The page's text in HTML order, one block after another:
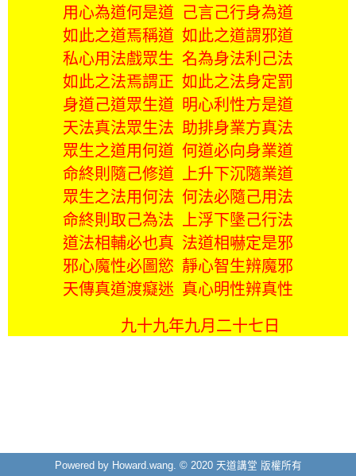
用心為道何是道 己言己行身為道
如此之道焉稱道 如此之道謂邪道
私心用法戲眾生 名為身法利己法
如此之法焉謂正 如此之法身定罰
身道己道眾生道 明心利性方是道
天法真法眾生法 助排身業方真法
眾生之道用何道 何道必向身業道
命終則隨己修道 上升下沉隨業道
眾生之法用何法 何法必隨己用法
命終則取己為法 上浮下墬己行法
道法相輔必也真 法道相嚇定是邪
邪心魔性必圖慾 靜心智生辨魔邪
天傳真道渡癡迷 真心明性辨真性
九十九年九月二十七日
Powered by Howard.wang. © 2020 天道講堂 版權所有